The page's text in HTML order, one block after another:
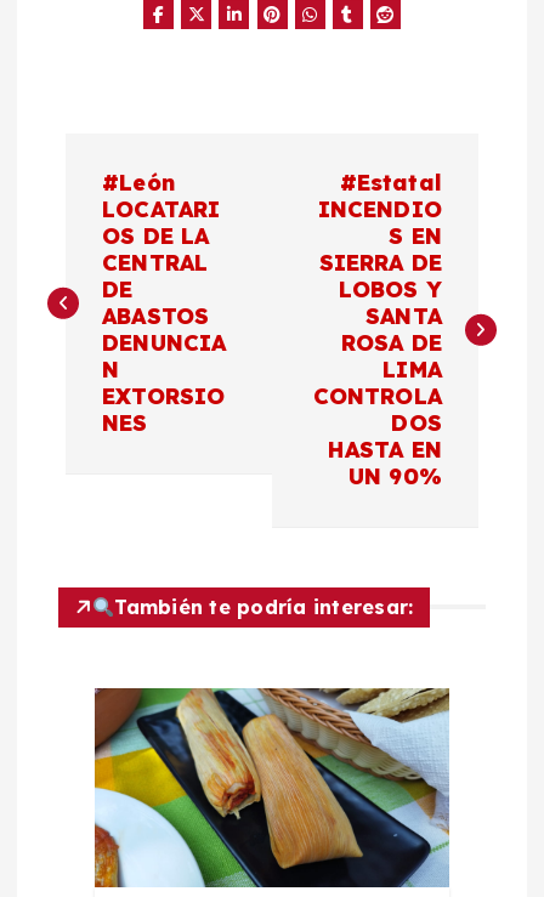
v
e
ó
#León
LOCATARI
OS DE LA
CENTRAL
DE
ABASTOS
DENUNCIA
N
EXTORSIO
NES
#Estatal
INCENDIO
S EN
SIERRA DE
LOBOS Y
SANTA
ROSA DE
LIMA
CONTROLA
DOS
HASTA EN
UN 90%
También te podría interesar: